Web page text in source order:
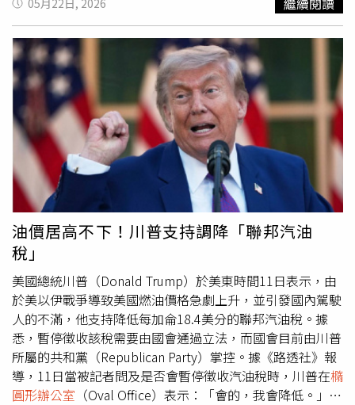
制裁，並解凍德黑蘭的海外資產。自4月8日以來，雙方一直
維持脆弱的停火狀態，但期間仍不時發生衝突，美國與伊朗
持續圍繞荷姆茲海峽進行角力。這場衝突已引發數十年來最
嚴重的全球能源危機。美國能源價格攀升進一步推升通膨，
也使外界預期美國聯準會（Fed）可能需要升息。
命令「可能會成為阻礙。」《紐約時報》（The New York
令將授權美國政府預先評估人工智慧模型，以辨識安全漏
洞。簽署儀式的延後消息最早由《Axios》於21日稍早發
布。美國白宮在被《CNBC》詢問有關延期原因時，僅引述
川普的說法作為回應。科技巨頭對新興人工智慧產業的大規
模投資，推動了快速成長，並協助帶動股票市場攀上新高，
即便伊朗戰爭以及其他地緣政治衝突因素，持續造成全球經
濟動盪。對人工智慧抱持友善態度的川普政府，樂見產業朝
向相關技術發展的轉變，並採取多項獲得業界領袖支持的措
施，例如支持業界要求，由聯邦政府優先規範人工智慧，而
非讓各州自行制定相關法規。然而，該政府也已開始採取部
分措施，加強人工智慧監管。本月，聯邦人工智慧標準與創
新中心（Center for AI Standards and Innovation）宣布與
「谷歌深智科技」（Google DeepMind）、微軟
（Microsoft）以及馬斯克（Elon Musk）旗下人工智慧公司
「xAI」達成協議，允許該中心在人工智慧模型公開發布前
進行評估。此前川普政府尚未提出明確的人工智慧監管計
劃，因為擔心任何監管措施都會限制這項技術的發展。3月
初，川普政府宣布了1項人工智慧政策框架，旨在遏制各州
對創新的限制，同時敦促國會解決人工智慧風險，並在與中
05月22日, 2026
油價居高不下！川普支持調降「聯邦汽油
稅」
美國總統川普（Donald Trump）於美東時間11日表示，由
於美以伊戰爭導致美國燃油價格急劇上升，並引發國內駕駛
人的不滿，他支持降低每加侖18.4美分的聯邦汽油稅。據
悉，暫停徵收該稅需要由國會通過立法，而國會目前由川普
所屬的共和黨（Republican Party）掌控。據《路透社》報
導，11日當被記者問及是否會暫停徵收汽油稅時，川普在橢
圓形辦公室 （Oval Office）表示：「會的，我會降低。」至